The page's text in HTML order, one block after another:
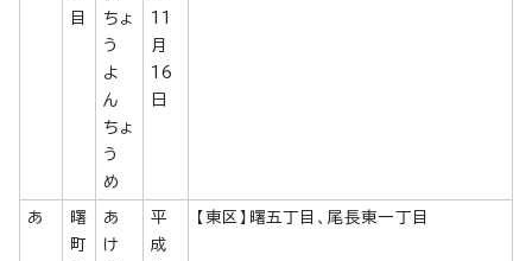
目
ちょ
う
よ
ん
ちょ
う
め
11
月
16
日
あ
曙
町
あ
け
平
成
【東区】曙五丁目、尾長東一丁目